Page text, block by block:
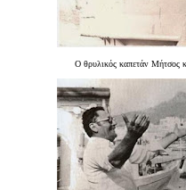
Ο θρυλικός καπετάν Μήτσος